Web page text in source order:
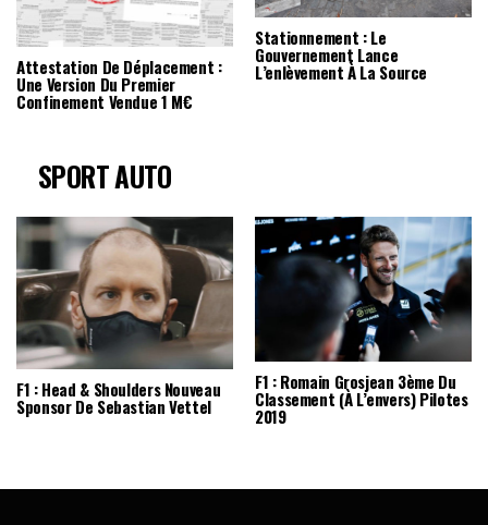
Attestation De Déplacement :
Une Version Du Premier
Confinement Vendue 1 M€
Stationnement : Le
Gouvernement Lance
L’enlèvement À La Source
SPORT AUTO
F1 : Head & Shoulders Nouveau
Sponsor De Sebastian Vettel
F1 : Romain Grosjean 3ème Du
Classement (à L’envers) Pilotes
2019